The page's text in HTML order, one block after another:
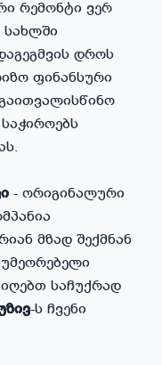
რემონტი ვერ
სახლში
დროს
ფინანსური
- ორიგინალური
მზად შექმნან
საჩუქრად
-ს ჩვენი